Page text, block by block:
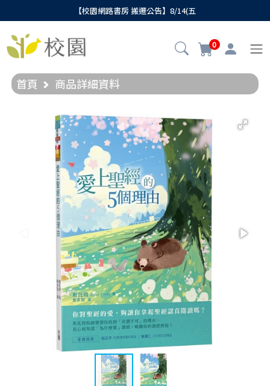
【校園網路書房 搬遷公告】8/14(五
0
首頁 商品詳細資料